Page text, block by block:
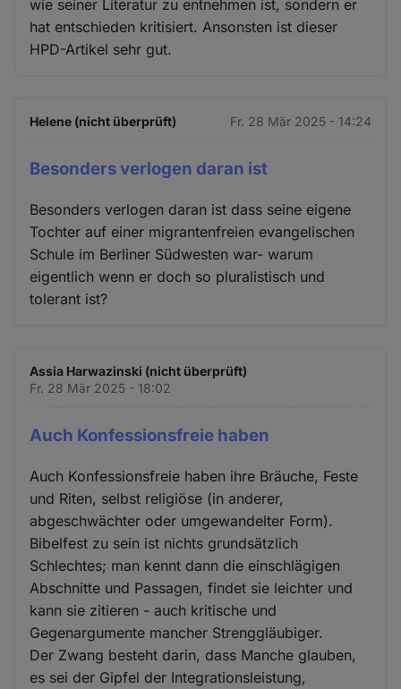
wie seiner Literatur zu entnehmen ist, sondern er
hat entschieden kritisiert. Ansonsten ist dieser
HPD-Artikel sehr gut.
Helene (nicht überprüft) Fr. 28 Mär 2025 - 14:24
Besonders verlogen daran ist
Besonders verlogen daran ist dass seine eigene
Tochter auf einer migrantenfreien evangelischen
Schule im Berliner Südwesten war- warum
eigentlich wenn er doch so pluralistisch und
tolerant ist?
Assia Harwazinski (nicht überprüft)
Fr. 28 Mär 2025 - 18:02
Auch Konfessionsfreie haben
Auch Konfessionsfreie haben ihre Bräuche, Feste
und Riten, selbst religiöse (in anderer,
abgeschwächter oder umgewandelter Form).
Bibelfest zu sein ist nichts grundsätzlich
Schlechtes; man kennt dann die einschlägigen
Abschnitte und Passagen, findet sie leichter und
kann sie zitieren - auch kritische und
Gegenargumente mancher Strenggläubiger.
Der Zwang besteht darin, dass Manche glauben,
es sei der Gipfel der Integrationsleistung,